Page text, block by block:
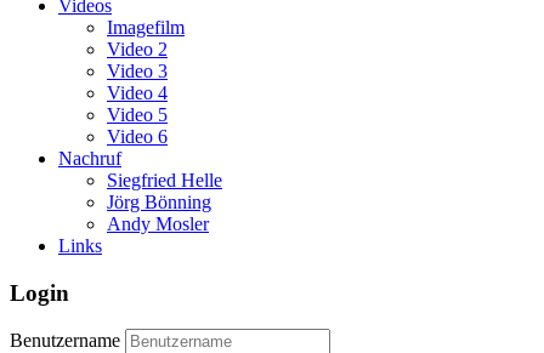
Videos
Imagefilm
Video 2
Video 3
Video 4
Video 5
Video 6
Nachruf
Siegfried Helle
Jörg Bönning
Andy Mosler
Links
Login
Benutzername